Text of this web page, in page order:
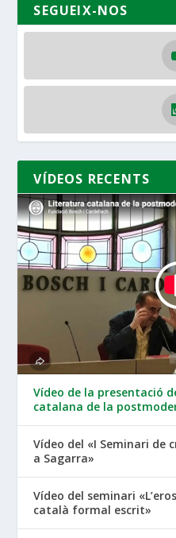
SEGUEIX-NOS
VÍDEOS RECENTS
Vídeo de la presentació
catalana de la
Vídeo del «I Seminari de
a Sagarra»
Vídeo del seminari
català formal escrit»